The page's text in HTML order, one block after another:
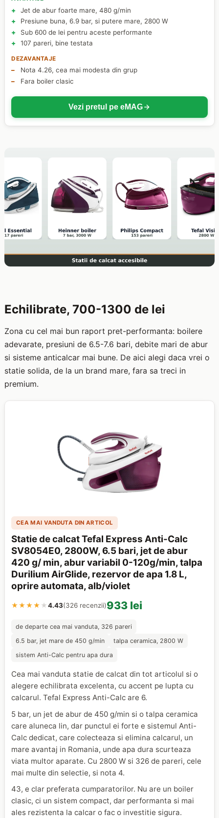
Jet de abur foarte mare, 480 g/min
Presiune buna, 6.9 bar, si putere mare, 2800 W
Sub 600 de lei pentru aceste performante
107 pareri, bine testata
DEZAVANTAJE
Nota 4.26, cea mai modesta din grup
Fara boiler clasic
Vezi pretul pe eMAG
Echilibrate, 700-1300 de lei
Zona cu cel mai bun raport pret-performanta: boilere
adevarate, presiuni de 6.5-7.6 bari, debite mari de abur
si sisteme anticalcar mai bune. De aici alegi daca vrei o
statie solida, de la un brand mare, fara sa treci in
premium.
CEA MAI VANDUTA DIN ARTICOL
Statie de calcat Tefal Express Anti-Calc
SV8054E0, 2800W, 6.5 bari, jet de abur
420 g/ min, abur variabil 0-120g/min, talpa
Durilium AirGlide, rezervor de apa 1.8 L,
oprire automata, alb/violet
★★★★ ★4.43(326 recenzii)933 lei
de departe cea mai vanduta, 326 pareri
6.5 bar, jet mare de 450 g/min
talpa ceramica, 2800 W
sistem Anti-Calc pentru apa dura
Cea mai vanduta statie de calcat din tot articolul si o
alegere echilibrata excelenta, cu accent pe lupta cu
calcarul. Tefal Express Anti-Calc are 6.
5 bar, un jet de abur de 450 g/min si o talpa ceramica
care aluneca lin, dar punctul ei forte e sistemul Anti-
Calc dedicat, care colecteaza si elimina calcarul, un
mare avantaj in Romania, unde apa dura scurteaza
viata multor aparate. Cu 2800 W si 326 de pareri, cele
mai multe din selectie, si nota 4.
43, e clar preferata cumparatorilor. Nu are un boiler
clasic, ci un sistem compact, dar performanta si mai
ales rezistenta la calcar o fac o investitie sigura.